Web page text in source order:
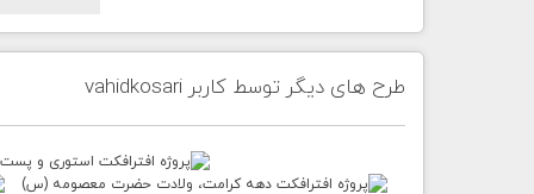
طرح های دیگر توسط کاربر vahidkosari